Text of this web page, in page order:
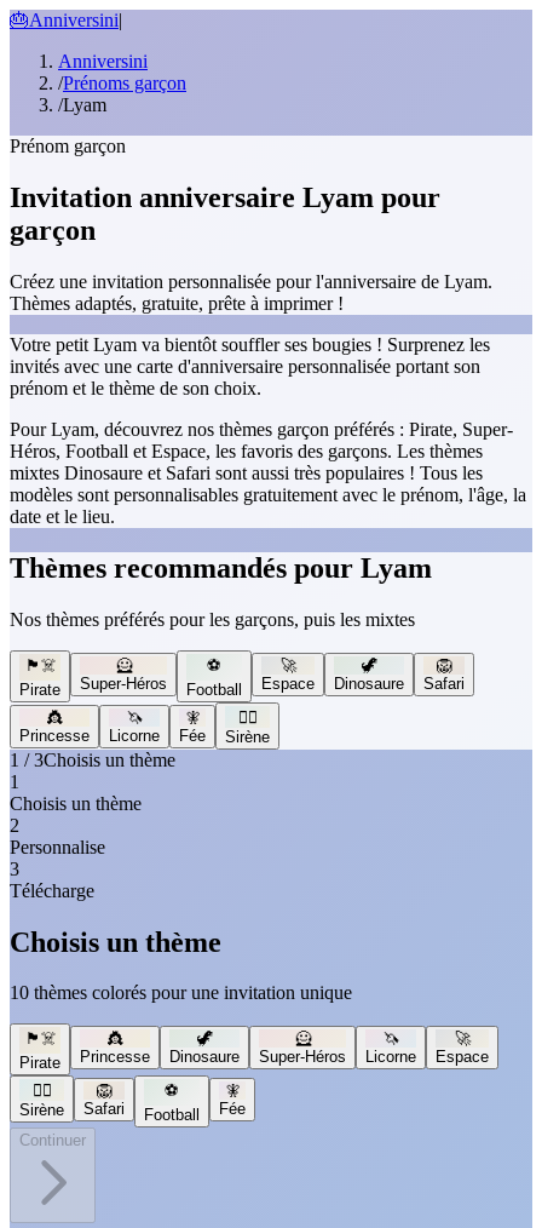
🎂Anniversini|
Anniversini
/Prénoms garçon
/Lyam
Prénom garçon
Invitation anniversaire Lyam pour
garçon
Créez une invitation personnalisée pour l'anniversaire de Lyam.
Thèmes adaptés, gratuite, prête à imprimer !
Votre petit Lyam va bientôt souffler ses bougies ! Surprenez les
invités avec une carte d'anniversaire personnalisée portant son
prénom et le thème de son choix.
Pour Lyam, découvrez nos thèmes garçon préférés : Pirate, Super-
Héros, Football et Espace, les favoris des garçons. Les thèmes
mixtes Dinosaure et Safari sont aussi très populaires ! Tous les
modèles sont personnalisables gratuitement avec le prénom, l'âge, la
date et le lieu.
Thèmes recommandés pour Lyam
Nos thèmes préférés pour les garçons, puis les mixtes
🏴‍☠️
Pirate
🦸
Super-Héros
⚽
Football
🚀
Espace
🦖
Dinosaure
🦁
Safari
👸
Princesse
🦄
Licorne
🧚
Fée
🧜‍♀️
Sirène
1 / 3Choisis un thème
1
Choisis un thème
2
Personnalise
3
Télécharge
Choisis un thème
10 thèmes colorés pour une invitation unique
🏴‍☠️
Pirate
👸
Princesse
🦖
Dinosaure
🦸
Super-Héros
🦄
Licorne
🚀
Espace
🧜‍♀️
Sirène
🦁
Safari
⚽
Football
🧚
Fée
Continuer